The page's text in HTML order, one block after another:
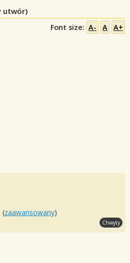
utwór)
Font size: A- A A+
(zaawansowany)
Chwyty